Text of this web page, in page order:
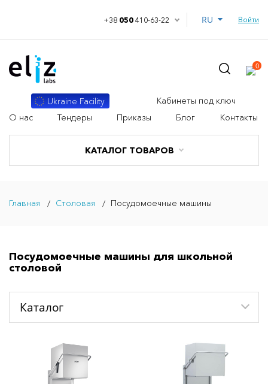
+38 050410-63-22 Войти
КАТАЛОГ ТОВАРОВ
Ukraine Facility
Кабинеты под ключ
О нас
Тендеры Приказы Блог Контакты
0
Главная Столовая Посудомоечные машины
Посудомоечные машины для школьной
столовой
Каталог